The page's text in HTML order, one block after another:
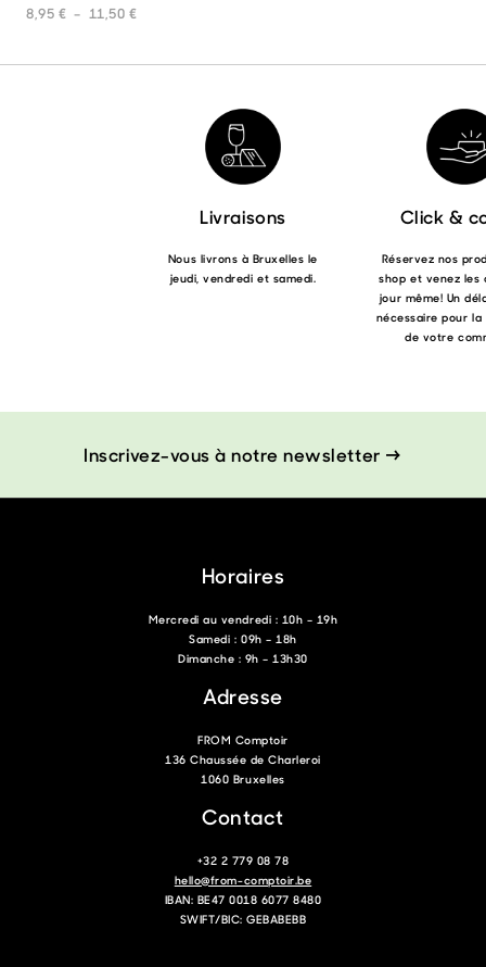
8,95 € – 11,50 €Plage de prix : 8,95 € à 11,50 €
variations.
peuvent
être
choisies
sur
page
produit
Livraisons
Nous livrons à Bruxelles le
jeudi, vendredi et samedi.
Click &
Réservez nos
shop et venez les
jour même! Un
nécessaire pour
de votre
Inscrivez-vous à notre newsletter →
Horaires
Mercredi au vendredi : 10h – 19h
Samedi : 09h – 18h
Dimanche : 9h – 13h30
Adresse
FROM Comptoir
136 Chaussée de Charleroi
1060 Bruxelles
Contact
+32 2 779 08 78
hello@from-comptoir.be
IBAN: BE47 0018 6077 8480
SWIFT/BIC: GEBABEBB